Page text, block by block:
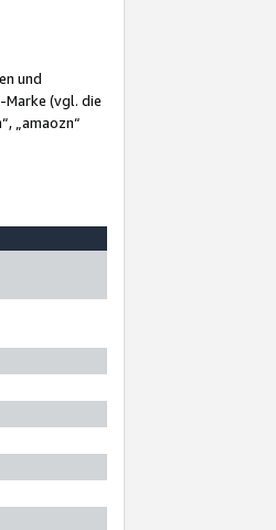
und
Marke (vgl. die
„amaozn“